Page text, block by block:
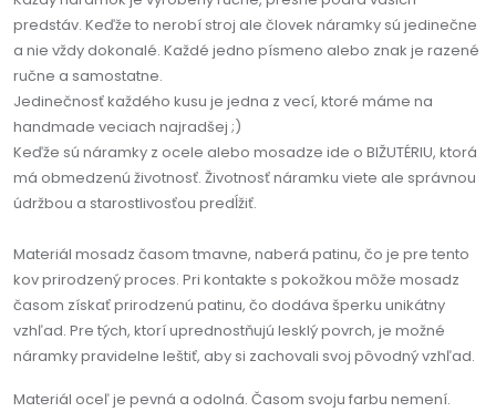
predstáv. Keďže to nerobí stroj ale človek náramky sú jedinečne
a nie vždy dokonalé. Každé jedno písmeno alebo znak je razené
ručne a samostatne.
Jedinečnosť každého kusu je jedna z vecí, ktoré máme na
handmade veciach najradšej ;)
Keďže sú náramky z ocele alebo mosadze ide o BIŽUTÉRIU, ktorá
má obmedzenú životnosť. Životnosť náramku viete ale správnou
údržbou a starostlivosťou predĺžiť.
Materiál mosadz časom tmavne, naberá patinu, čo je pre tento
kov prirodzený proces. Pri kontakte s pokožkou môže mosadz
časom získať prirodzenú patinu, čo dodáva šperku unikátny
vzhľad. Pre tých, ktorí uprednostňujú lesklý povrch, je možné
náramky pravidelne leštiť, aby si zachovali svoj pôvodný vzhľad.
Materiál oceľ je pevná a odolná. Časom svoju farbu nemení.